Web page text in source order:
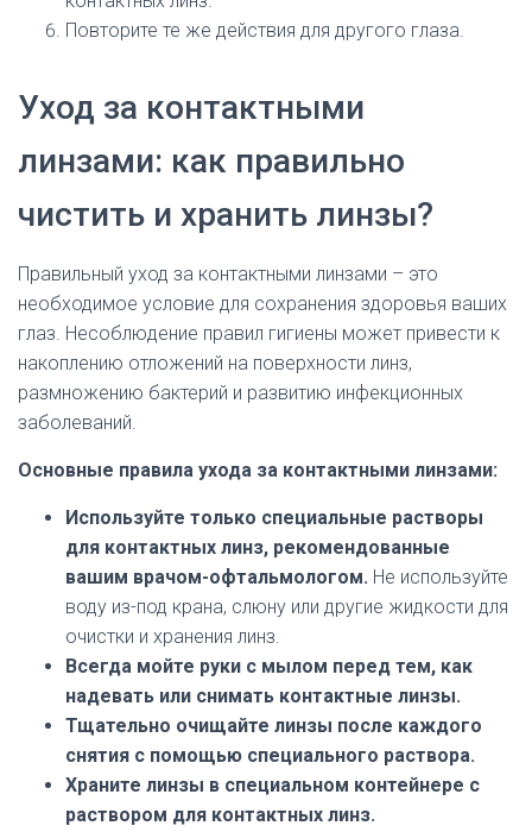
Повторите те же действия для другого глаза.
Уход за контактными
линзами: как правильно
чистить и хранить линзы?
Правильный уход за контактными линзами – это
необходимое условие для сохранения здоровья ваших
глаз. Несоблюдение правил гигиены может привести к
накоплению отложений на поверхности линз,
размножению бактерий и развитию инфекционных
заболеваний.
Основные правила ухода за контактными линзами:
Используйте только специальные растворы
для контактных линз, рекомендованные
вашим врачом-офтальмологом. Не используйте
воду из-под крана, слюну или другие жидкости для
очистки и хранения линз.
Всегда мойте руки с мылом перед тем, как
надевать или снимать контактные линзы.
Тщательно очищайте линзы после каждого
снятия с помощью специального раствора.
Храните линзы в специальном контейнере с
раствором для контактных линз.